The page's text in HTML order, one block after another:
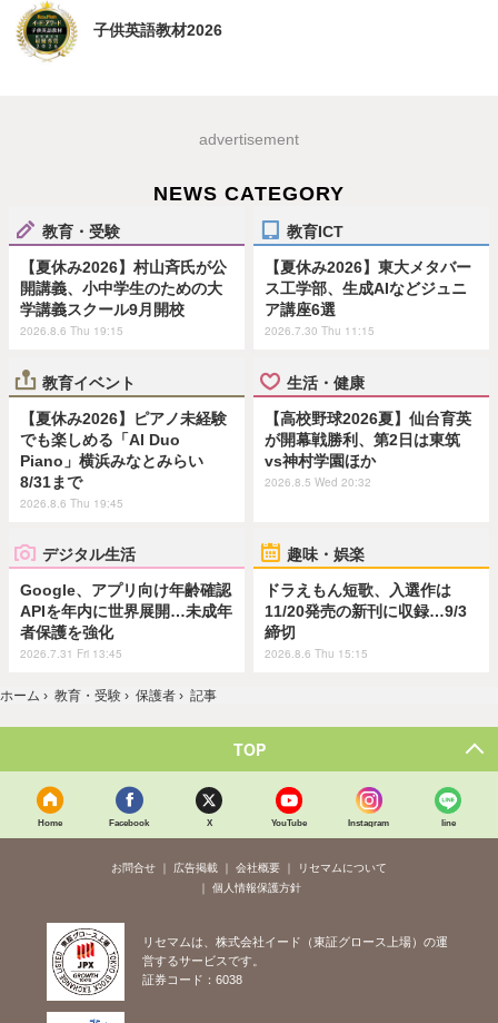
子供英語教材2026
advertisement
NEWS CATEGORY
教育・受験
【夏休み2026】村山斉氏が公
開講義、小中学生のための大
学講義スクール9月開校
2026.8.6 Thu 19:15
教育ICT
【夏休み2026】東大メタバー
ス工学部、生成AIなどジュニ
ア講座6選
2026.7.30 Thu 11:15
教育イベント
【夏休み2026】ピアノ未経験
でも楽しめる「AI Duo
Piano」横浜みなとみらい
8/31まで
2026.8.6 Thu 19:45
生活・健康
【高校野球2026夏】仙台育英
が開幕戦勝利、第2日は東筑
vs神村学園ほか
2026.8.5 Wed 20:32
デジタル生活
Google、アプリ向け年齢確認
APIを年内に世界展開…未成年
者保護を強化
2026.7.31 Fri 13:45
趣味・娯楽
ドラえもん短歌、入選作は
11/20発売の新刊に収録…9/3
締切
2026.8.6 Thu 15:15
ホーム › 教育・受験 › 保護者 › 記事
TOP
Home Facebook X YouTube Instagram line
お問合せ 広告掲載 会社概要
リセマムについて
個人情報保護方針
リセマムは、株式会社イード（東証グロース上場）の運
営するサービスです。
証券コード：6038